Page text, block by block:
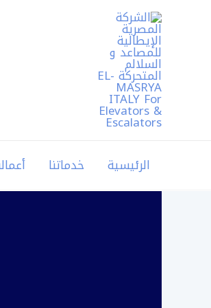
الرئيسية خدماتنا